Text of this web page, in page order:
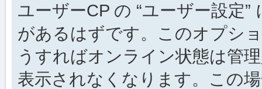
ユーザーCP の “ユーザー設定
があるはずです。このオプシ
うすればオンライン状態は管
表示されなくなります。この